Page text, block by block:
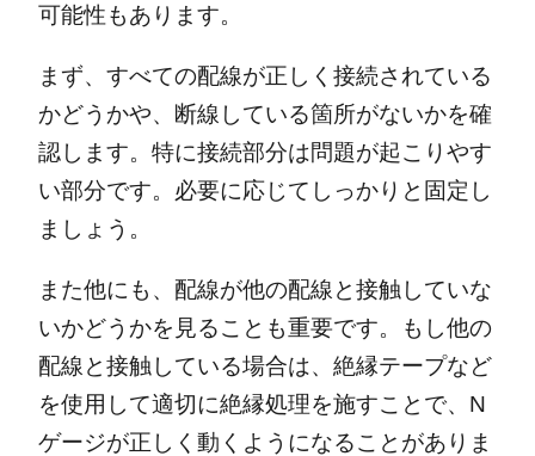
可能性もあります。
まず、すべての配線が正しく接続されている
かどうかや、断線している箇所がないかを確
認します。特に接続部分は問題が起こりやす
い部分です。必要に応じてしっかりと固定し
ましょう。
また他にも、配線が他の配線と接触していな
いかどうかを見ることも重要です。もし他の
配線と接触している場合は、絶縁テープなど
を使用して適切に絶縁処理を施すことで、N
ゲージが正しく動くようになることがありま